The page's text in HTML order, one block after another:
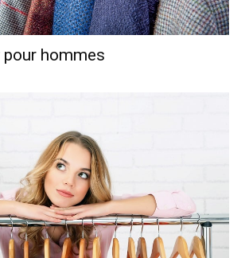
hommes